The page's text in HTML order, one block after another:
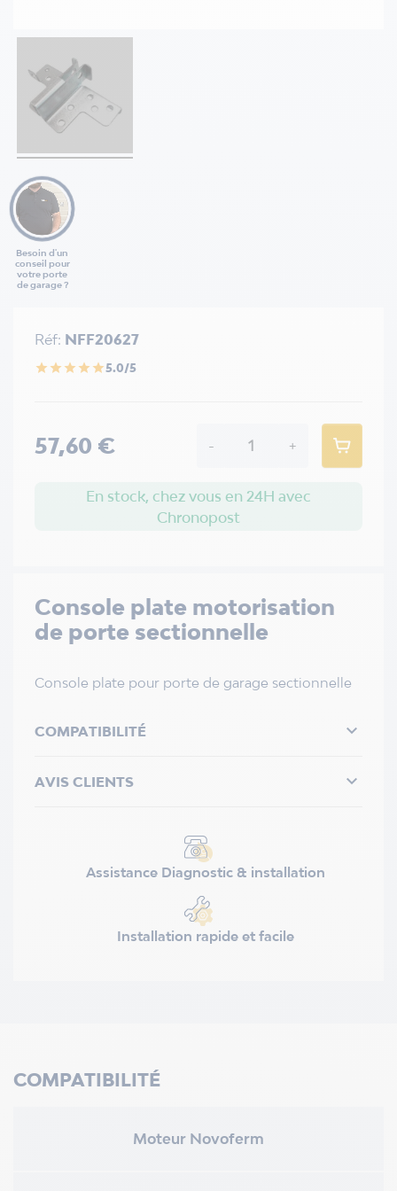
Besoin d'un
conseil pour
votre porte
de garage ?
Console plate motorisation
de porte sectionnelle
Console plate pour porte de garage sectionnelle
COMPATIBILITÉ 
AVIS CLIENTS 
Assistance Diagnostic & installation
Installation rapide et facile
Réf: NFF20627
star star star star star5.0/5
57,60 € - +
En stock, chez vous en 24H avec
Chronopost
COMPATIBILITÉ
Moteur Novoferm